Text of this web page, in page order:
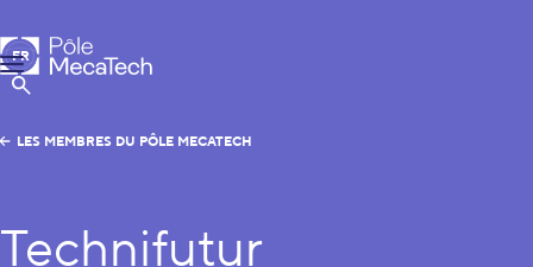
Pôle MecaTech
Menu
Afficher la Recherche
FR
EN
LES MEMBRES DU PÔLE MECATECH
Technifutur